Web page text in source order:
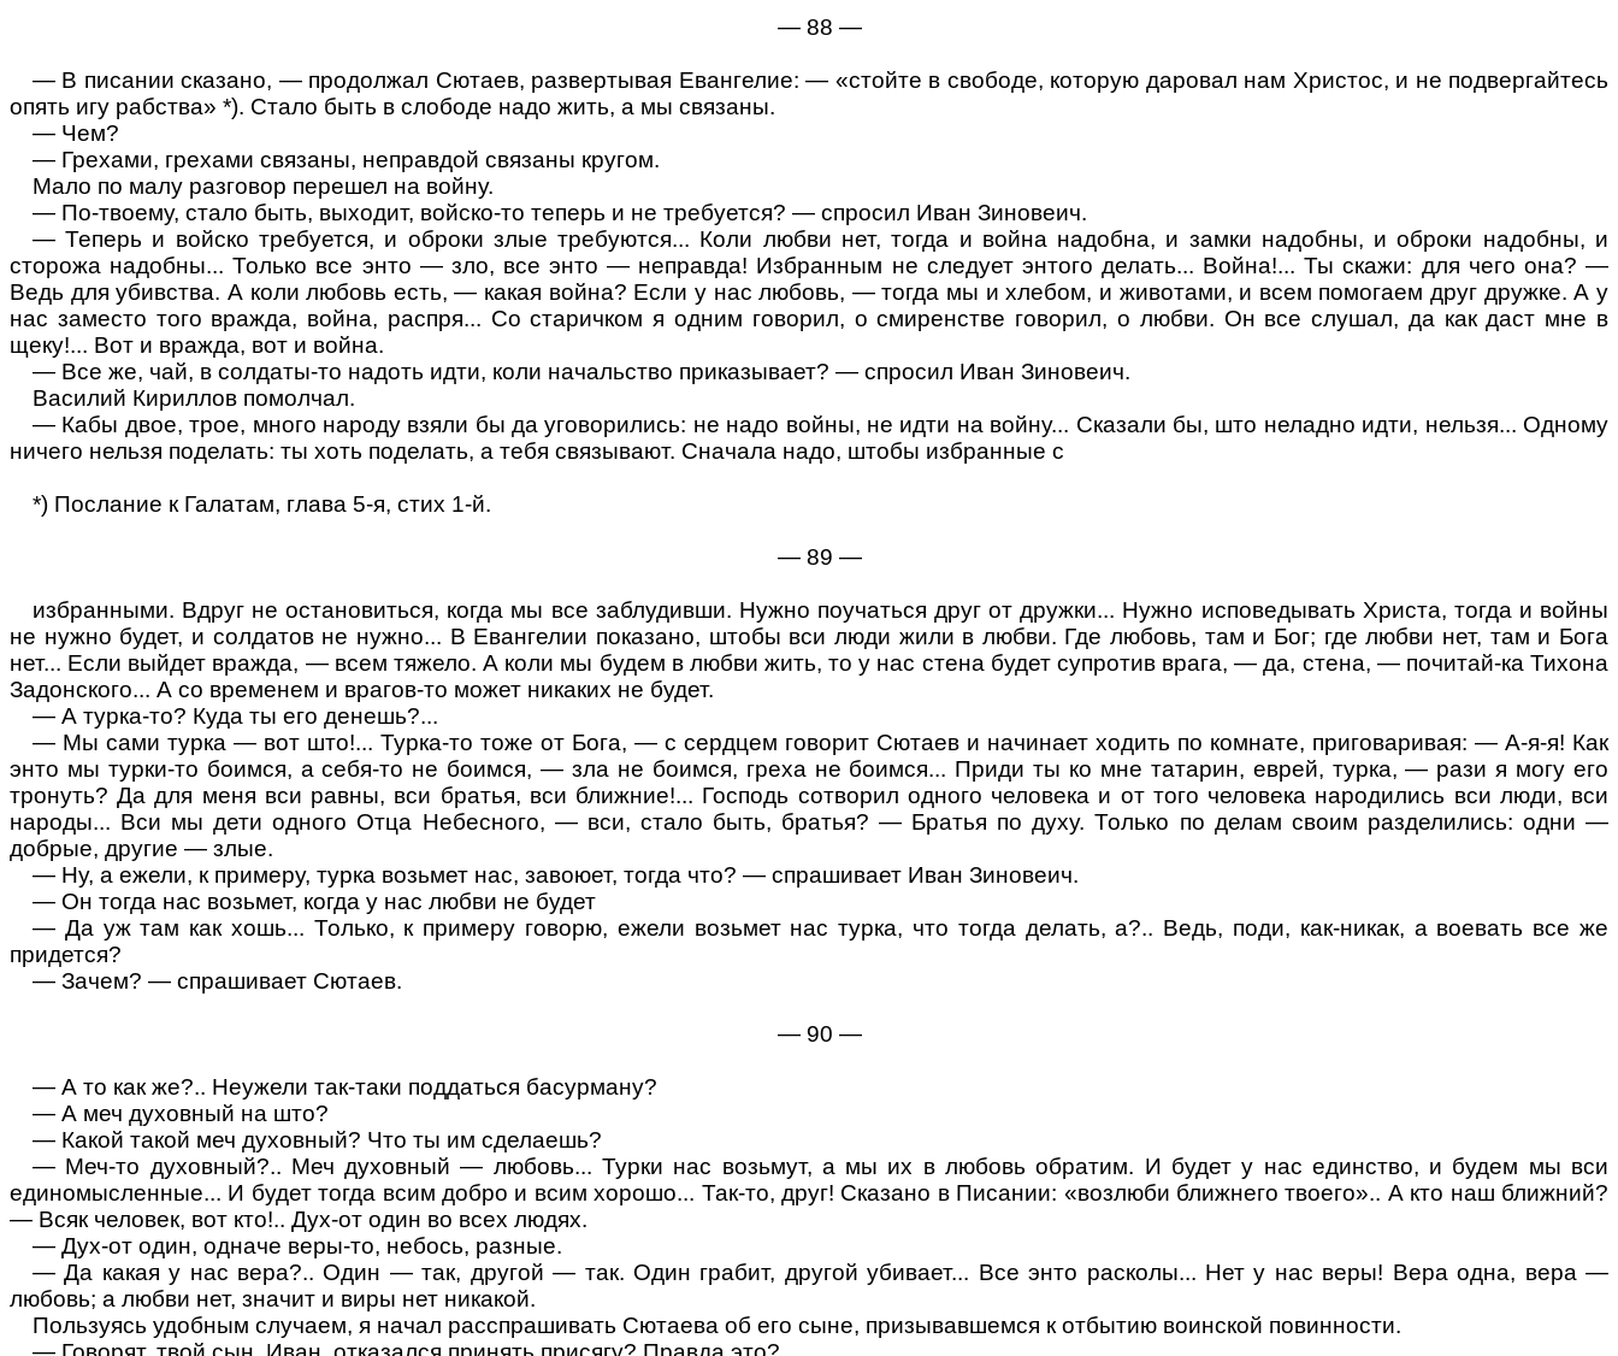
— 88 —
— В писании сказано, — продолжал Сютаев, развертывая Евангелие: — «стойте в свободе, которую даровал нам Христос, и не подвергайтесь
опять игу рабства» *). Стало быть в слободе надо жить, а мы связаны.
— Чем?
— Грехами, грехами связаны, неправдой связаны кругом.
Мало по малуразговор перешел на войну.
— По-твоему, стало быть, выходит, войско-то теперь и не требуется? — спросил Иван Зиновеич.
— Теперь и войско требуется, и оброки злые требуются... Коли любви нет, тогда и война надобна, и замки надобны, и оброки надобны, и
сторожа надобны... Только все энто — зло, все энто — неправда! Избранным не следует энтого делать... Война!...Ты скажи: для чего она? —
Ведь для убивства. А колилюбовь есть, — какая война? Если у нас любовь, — тогда мы и хлебом, и животами, и всем помогаем друг дружке. А у
нас заместо того вражда, война, распря... Со старичком я одним говорил, о смиренстве говорил, о любви. Он все слушал, да как даст мне в
щеку!... Вот и вражда, вот и война.
— Все же, чай, в солдаты-то надоть идти, коли начальство приказывает? — спросил Иван Зиновеич.
Василий Кириллов помолчал.
— Кабы двое, трое, много народу взяли бы да уговорились: не надо войны, не идти на войну... Сказали бы, што неладно идти, нельзя... Одному
ничего нельзя поделать: ты хоть поделать, а тебя связывают. Сначала надо, штобы избранные с
*) Послание к Галатам, глава 5-я, стих 1-й.
— 89 —
избранными. Вдруг не остановиться, когда мы все заблудивши. Нужно поучаться друг от дружки... Нужно исповедывать Христа, тогда и войны
не нужно будет, и солдатов не нужно... В Евангелии показано, штобы вси люди жили в любви. Где любовь, там и Бог; где любви нет, там и Бога
нет... Если выйдет вражда, — всем тяжело. А коли мы будем в любви жить, то у нас стена будет супротив врага, — да, стена, — почитай-ка Тихона
Задонского... А со временем и врагов-то может никаких не будет.
— А турка-то? Куда ты его денешь?...
— Мы сами турка — вот што!... Турка-то тоже от Бога, — с сердцем говорит Сютаев и начинает ходить по комнате, приговаривая: — А-я-я! Как
энто мы турки-то боимся, а себя-то не боимся, — зла не боимся, греха не боимся... Приди ты ко мне татарин, еврей, турка, — рази я могу его
тронуть? Да для меня вси равны, вси братья, вси ближние!... Господь сотворил одного человека и от того человека народились вси люди, вси
народы... Вси мы дети одного Отца Небесного, — вси, стало быть, братья? — Братья по духу. Только по делам своим разделились: одни —
добрые, другие — злые.
— Ну, а ежели, к примеру, турка возьмет нас, завоюет, тогда что? — спрашивает Иван Зиновеич.
— Он тогда нас возьмет, когда у нас любви не будет
— Да уж там как хошь... Только, к примеру говорю, ежели возьмет нас турка, что тогда делать, а?.. Ведь, поди, как-никак, а воевать все же
придется?
— Зачем? — спрашивает Сютаев.
— 90 —
— А то как же?.. Неужели так-таки поддаться басурману?
— А меч духовный на што?
— Какой такой меч духовный? Что ты им сделаешь?
— Меч-то духовный?.. Меч духовный — любовь... Турки нас возьмут, а мы их в любовь обратим. И будет у нас единство, и будем мы вси
единомысленные... И будет тогда всим добро и всим хорошо... Так-то, друг! Сказано в Писании: «возлюби ближнего твоего».. А кто наш ближний?
— Всяк человек, вот кто!.. Дух-от один во всех людях.
— Дух-от один, одначе веры-то, небось, разные.
— Да какая у нас вера?.. Один — так, другой — так. Один грабит, другой убивает... Все энто расколы... Нет у нас веры! Bера одна, вера —
любовь; а любви нет, значит и виры нет никакой.
Пользуясь удобным случаем, я начал расспрашивать Сютаева об его сыне, призывавшемся к отбытию воинской повинности.